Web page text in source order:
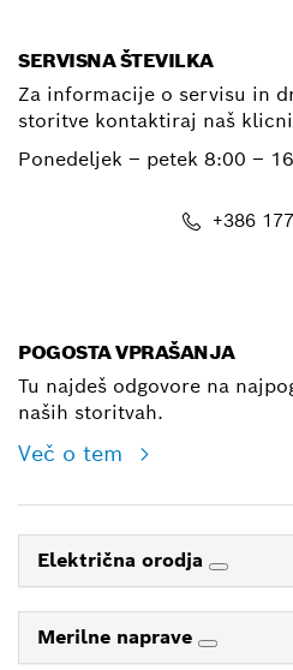
SERVISNA ŠTEVILKA
Za informacije o servisu in
storitve kontaktiraj naš
Ponedeljek – petek 8:00 –
+386
POGOSTA VPRAŠANJA
Tu najdeš odgovore na
naših storitvah.
Več o tem
Električna orodja
Merilne naprave